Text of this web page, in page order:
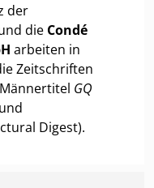
der
die Condé
arbeiten in
Zeitschriften
GQ
Digest).